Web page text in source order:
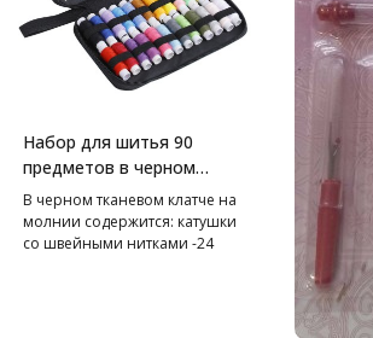
Набор для шитья 90
предметов в черном
клатче
В черном тканевом клатче на
молнии содержится: катушки
со швейными нитками -24